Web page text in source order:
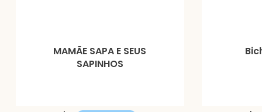
MAMÃE SAPA E SEUS
SAPINHOS